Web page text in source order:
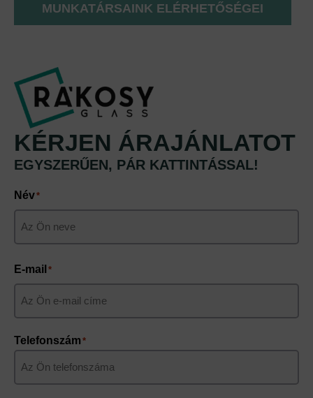
MUNKATÁRSAINK ELÉRHETŐSÉGEI
KÉRJEN ÁRAJÁNLATOT
EGYSZERŰEN, PÁR KATTINTÁSSAL!
Név*
E-mail *
Telefonszám *